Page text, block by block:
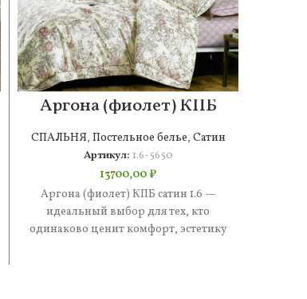
Аргона (фиолет) КПБ
сатин 1.6
СПАЛЬНЯ, Постельное белье, Сатин
Артикул: 1.6-5650
13700,00₽
Аргона (фиолет) КПБ сатин 1.6 —
идеальный выбор для тех, кто
одинаково ценит комфорт, эстетику